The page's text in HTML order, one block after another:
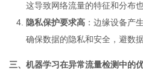
这导致网络流量的特征和分布
隐私保护要求高 ：边缘设备产
确保数据的隐私和安全，避数
三、机器学习在异常流量检测中的